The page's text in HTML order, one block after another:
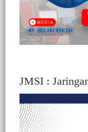
JMSI :